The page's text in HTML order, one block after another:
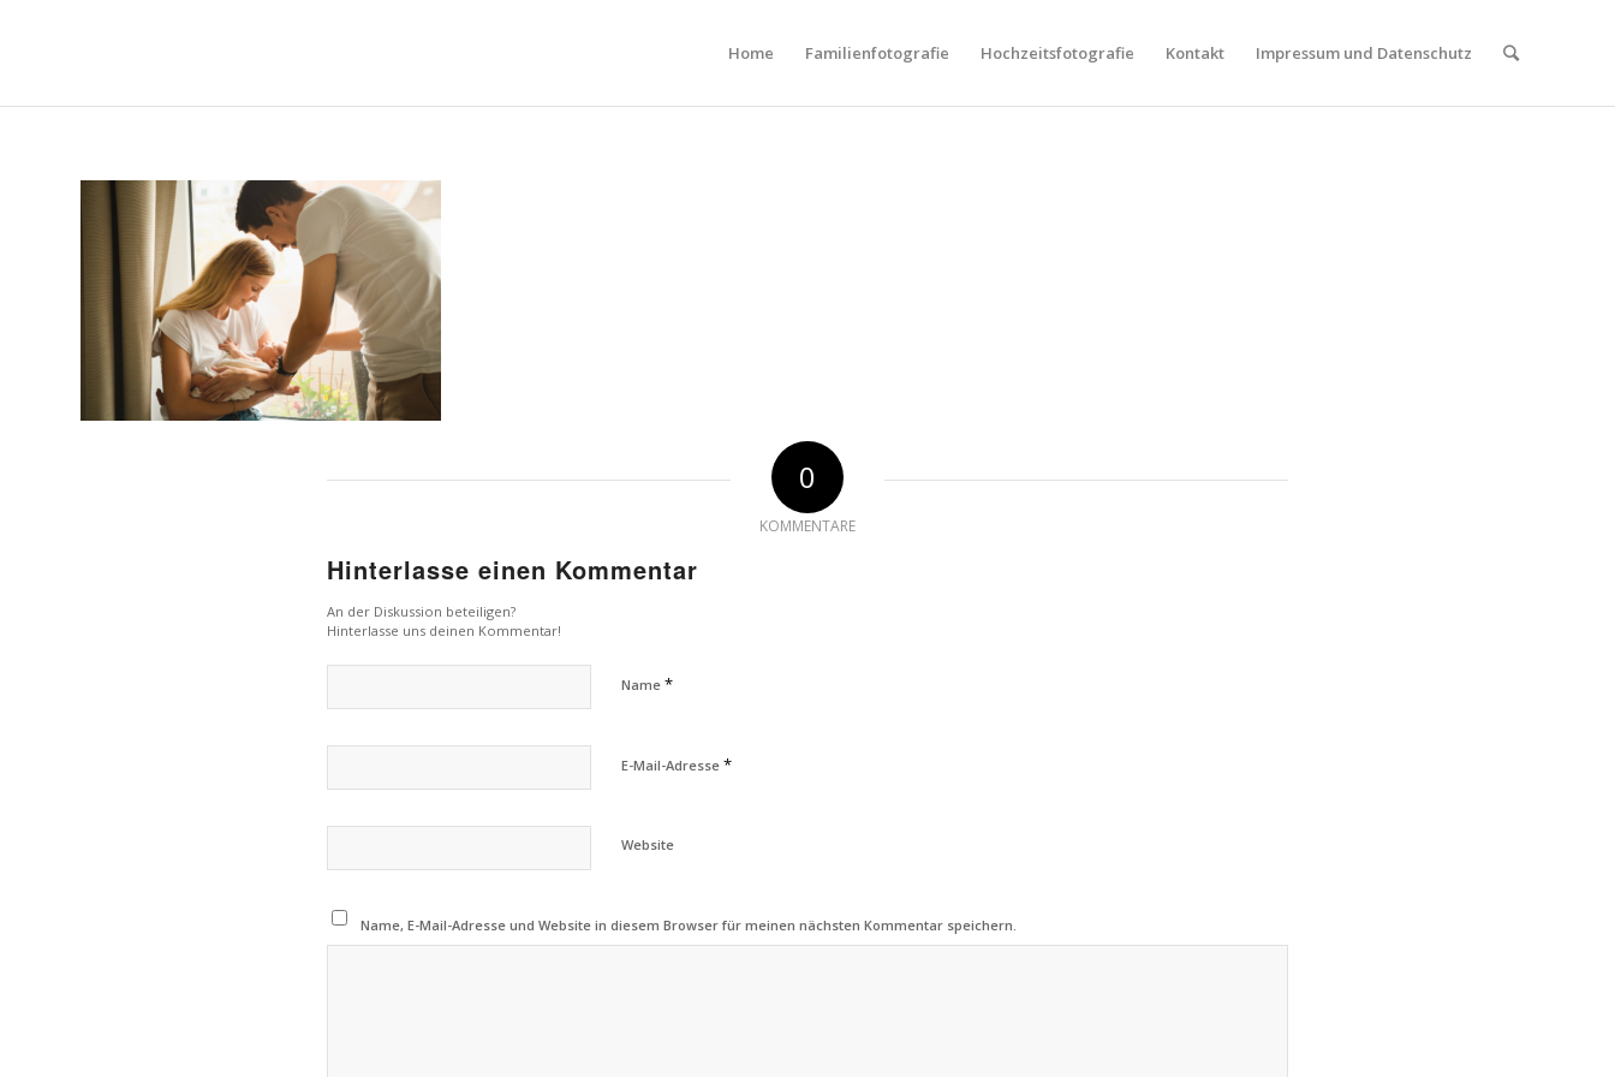
Home Familienfotografie Hochzeitsfotografie Kontakt Impressum und Datenschutz
0
KOMMENTARE
Hinterlasse einen Kommentar
An der Diskussion beteiligen?
Hinterlasse uns deinen Kommentar!
Name *
E-Mail-Adresse *
Website
Name, E-Mail-Adresse und Website in diesem Browser für meinen nächsten Kommentar speichern.